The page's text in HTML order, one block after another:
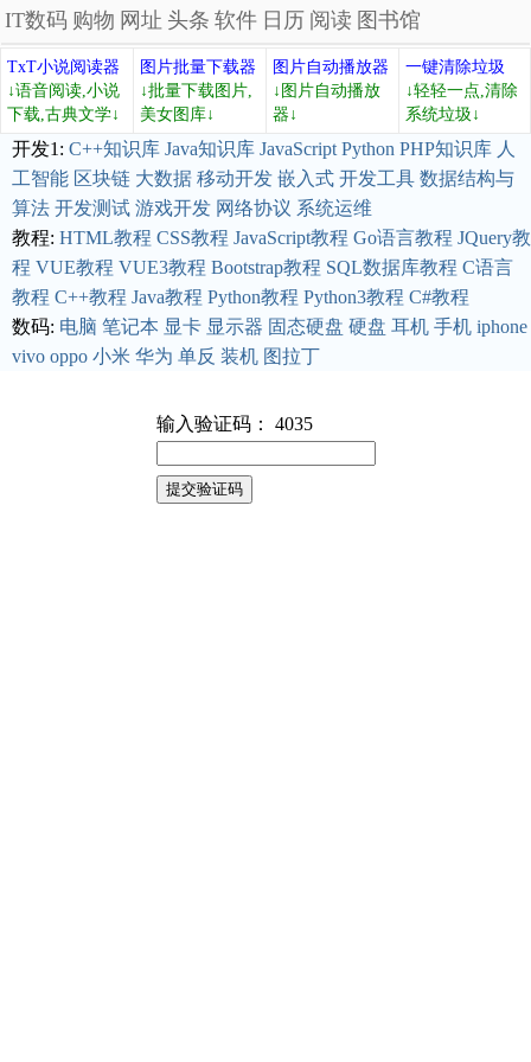
IT数码 购物 网址 头条 软件 日历 阅读 图书馆
TxT小说阅读器
↓语音阅读,小说
下载,古典文学↓
图片批量下载器
↓批量下载图片,
美女图库↓
图片自动播放器
↓图片自动播放
器↓
一键清除垃圾
↓轻轻一点,清除
系统垃圾↓
开发1: C++知识库 Java知识库 JavaScript Python PHP知识库 人
工智能 区块链 大数据 移动开发 嵌入式 开发工具 数据结构与
算法 开发测试 游戏开发 网络协议 系统运维
教程: HTML教程 CSS教程 JavaScript教程 Go语言教程 JQuery教
程 VUE教程 VUE3教程 Bootstrap教程 SQL数据库教程 C语言
教程 C++教程 Java教程 Python教程 Python3教程 C#教程
数码: 电脑 笔记本 显卡 显示器 固态硬盘 硬盘 耳机 手机 iphone
vivo oppo 小米 华为 单反 装机 图拉丁
输入验证码： 4035